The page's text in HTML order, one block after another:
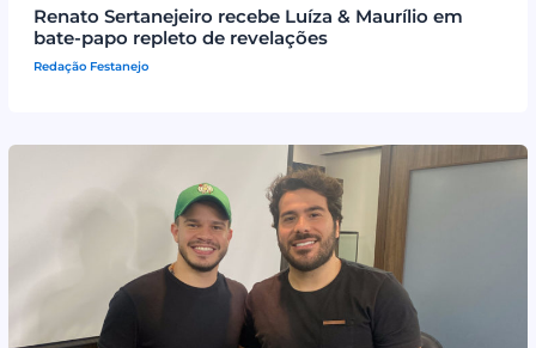
Renato Sertanejeiro recebe Luíza & Maurílio em
bate-papo repleto de revelações
Redação Festanejo